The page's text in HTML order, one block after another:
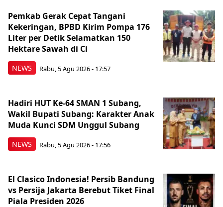
NEWS
Pemkab Gerak Cepat Tangani
Kekeringan, BPBD Kirim Pompa 176
Liter per Detik Selamatkan 150
Hektare Sawah di Ci
Rabu, 5 Agu 2026 - 17:57
NEWS
Hadiri HUT Ke-64 SMAN 1 Subang,
Wakil Bupati Subang: Karakter Anak
Muda Kunci SDM Unggul Subang
Rabu, 5 Agu 2026 - 17:56
El Clasico Indonesia! Persib Bandung
vs Persija Jakarta Berebut Tiket Final
Piala Presiden 2026